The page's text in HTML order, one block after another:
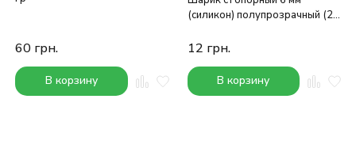
60 грн.
В корзину
(силикон) полупрозрачный (20
12 грн.
В корзину